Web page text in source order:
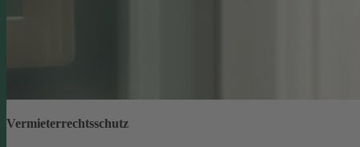
Vermieterrechtsschutz